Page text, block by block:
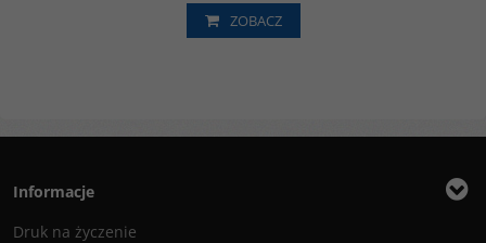
ZOBACZ
Informacje
Druk na życzenie